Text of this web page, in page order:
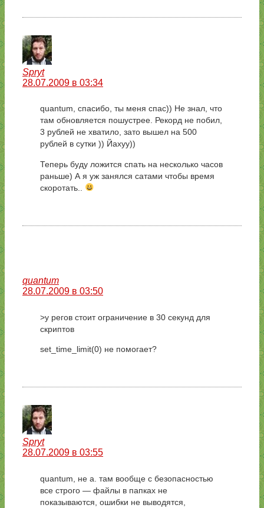
Spryt
28.07.2009 в 03:34
quantum, спасибо, ты меня спас)) Не знал, что
там обновляется пошустрее. Рекорд не побил,
3 рублей не хватило, зато вышел на 500
рублей в сутки )) Йахуу))
Теперь буду ложится спать на несколько часов
раньше) А я уж занялся сатами чтобы время
скоротать..
quantum
28.07.2009 в 03:50
>у регов стоит ограничение в 30 секунд для
скриптов
set_time_limit(0) не помогает?
Spryt
28.07.2009 в 03:55
quantum, не а. там вообще с безопасностью
все строго — файлы в папках не
показываются, ошибки не выводятся,